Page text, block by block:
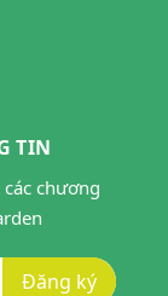
TIN
chương
Đăng ký